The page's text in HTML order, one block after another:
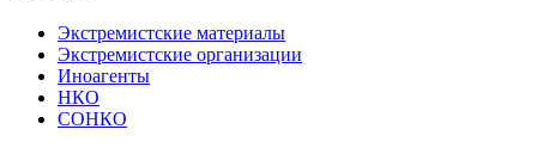
Экстремистские материалы
Экстремистские организации
Иноагенты
НКО
СОНКО